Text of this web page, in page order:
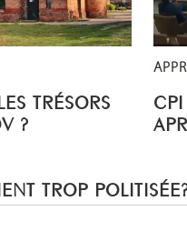
TRÉSORS
?
CPI
TROP